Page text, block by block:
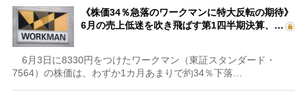
《株価34％急落のワークマンに特大反転の期待》
6月の売上低迷を吹き飛ばす第1四半期決算、…
6月3日に8330円をつけたワークマン（東証スタンダード・
7564）の株価は、わずか1カ月あまりで約34％下落…